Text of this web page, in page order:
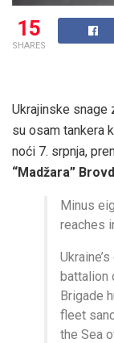
15
SHARES
Ukrajinske snage
su osam tankera
noći 7. srpnja,
“Madžara”
Minus
reaches
battalion
Brigade
fleet
the Sea